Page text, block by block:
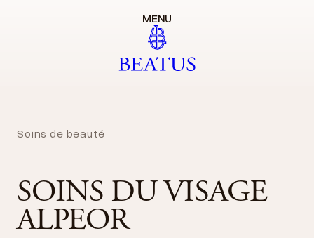
MENU
Soins de beauté
SOINS DU VISAGE
ALPEOR